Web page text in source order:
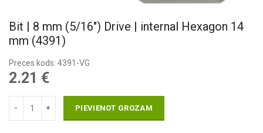
Bit | 8 mm (5/16″) Drive | internal Hexagon 14
mm (4391)
Preces kods: 4391-VG
2.21 €
PIEVIENOT GROZAM